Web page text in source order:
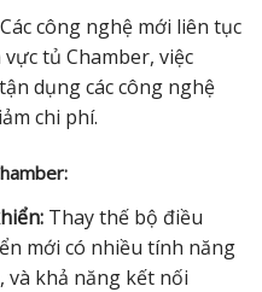
công nghệ mới liên tục
tủ Chamber, việc
dụng các công nghệ
chi phí.
Thay thế bộ điều
mới có nhiều tính năng
và khả năng kết nối